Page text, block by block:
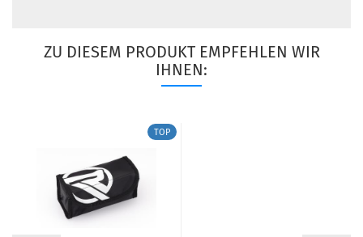
ZU DIESEM PRODUKT EMPFEHLEN WIR
IHNEN:
TOP